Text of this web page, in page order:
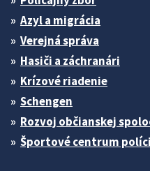
Azyl a migrácia
Verejná správa
Hasiči a záchranári
Krízové riadenie
Schengen
Rozvoj občianskej
Športové centrum